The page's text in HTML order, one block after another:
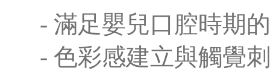
- 滿足嬰兒口腔時期
- 色彩感建立與觸覺